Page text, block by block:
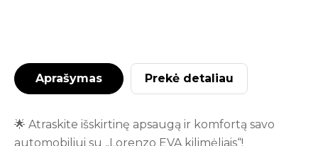
Aprašymas Prekė detaliau
🌟 Atraskite išskirtinę apsaugą ir komfortą savo
automobiliui su „Lorenzo EVA kilimėliais“!